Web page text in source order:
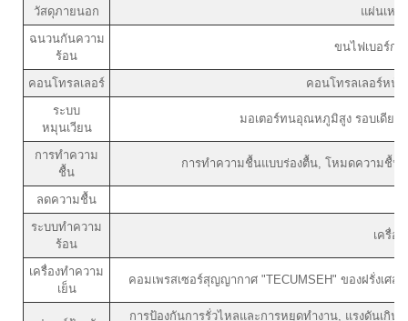
วัสดุภายนอก
แผ่นเหล็
ฉนวนกันความ
ร้อน
ขนไฟเบอร์กล
คอนโทรลเลอร์
คอนโทรลเลอร์หน้
ระบบ
หมุนเวียน
มอเตอร์ทนอุณหภูมิสูง รอบเดียว
การทำความ
ชื้น
การทำความชื้นแบบร่องตื้น, โหมดความชื้
ลดความชื้น
ระบบทำความ
ร้อน
เครื่อ
เครื่องทำความ
เย็น
คอมเพรสเซอร์สุญญากาศ "TECUMSEH" ของฝรั่งเศ
การป้องกันการรั่วไหลและการหยุดทำงาน, แรงดันเกิน